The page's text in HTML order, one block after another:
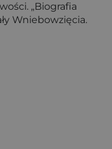
„Biografia
Wniebowzięcia.